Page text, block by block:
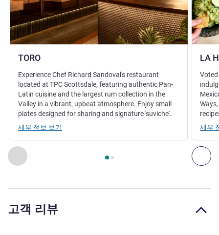
이전 - 레스토랑 다
2/ 페이지 , 레스토랑 1 : TORO , 레스토랑 2 : LA HACIENDA
TORO
Experience Chef Richard Sandoval's restaurant
located at TPC Scottsdale, featuring authentic Pan-
Latin cuisine and the largest rum collection in the
Valley in a vibrant, upbeat atmosphere. Enjoy small
plates designed for sharing and signature 'suviche'.
세부 정보 보기
LA
세부
고객 리뷰